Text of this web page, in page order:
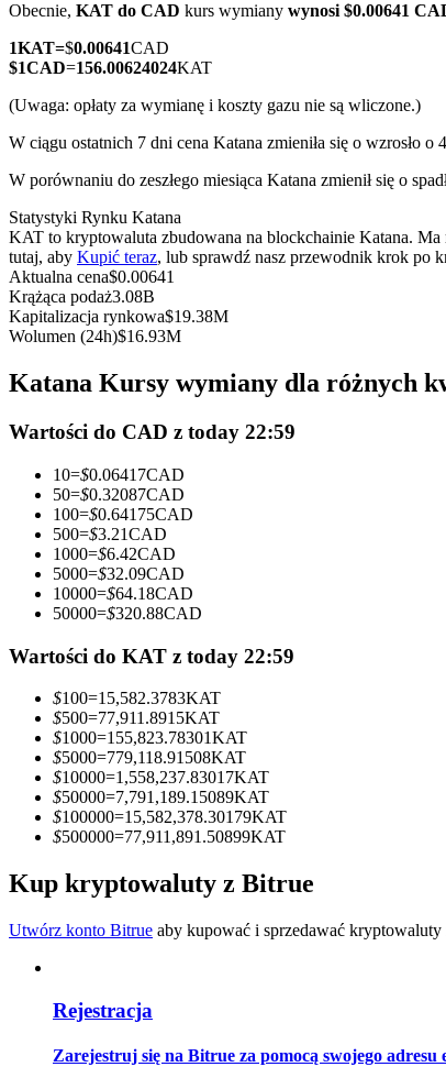
Kontrakty terminowe na kryptowaluty
Kontrakty futures wykorzystujące USDC jako
Kopiowanie Transakcji
Dołącz do najlepszych traderów
Zostań traderem kopiującym
Obecnie, KAT do CAD kurs wymiany wynosi $0.00641
1KAT=$0.00641CAD
$1CAD=156.00624024KAT
(Uwaga: opłaty za wymianę i koszty gazu nie są wliczone.)
W ciągu ostatnich 7 dni cena Katana zmieniła się o wzrosło o
W porównaniu do zeszłego miesiąca Katana zmienił się o
Statystyki Rynku Katana
KAT to kryptowaluta zbudowana na blockchainie Katana.
tutaj, aby Kupić teraz, lub sprawdź nasz przewodnik krok po
Aktualna cena$0.00641
Krążąca podaż3.08B
Kapitalizacja rynkowa$19.38M
Wolumen (24h)$16.93M
Katana Kursy wymiany dla różnych
Wartości do CAD z today 22:59
10=$0.06417CAD
50=$0.32087CAD
100=$0.64175CAD
500=$3.21CAD
1000=$6.42CAD
5000=$32.09CAD
10000=$64.18CAD
50000=$320.88CAD
Wartości do KAT z today 22:59
$100=15,582.3783KAT
$500=77,911.8915KAT
$1000=155,823.78301KAT
$5000=779,118.91508KAT
$10000=1,558,237.83017KAT
$50000=7,791,189.15089KAT
$100000=15,582,378.30179KAT
$500000=77,911,891.50899KAT
Kup kryptowaluty z Bitrue
Utwórz konto Bitrue aby kupować i sprzedawać
Rejestracja
Zarejestruj się na Bitrue za pomocą swojego adresu